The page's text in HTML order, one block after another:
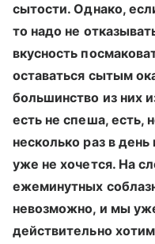
сытости. Однако,
то надо не
вкусность
оставаться сытым
большинство из них
есть не спеша, есть,
несколько раз в
уже не хочется. На
ежеминутных
невозможно, и мы
действительно